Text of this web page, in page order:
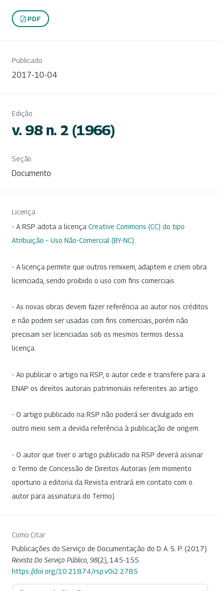
PDF
Publicado
2017-10-04
Edição
v. 98 n. 2 (1966)
Seção
Documento
Licença
- A RSP adota a licença Creative Commons (CC) do tipo
Atribuição – Uso Não-Comercial (BY-NC)
- A licença permite que outros remixem, adaptem e criem obra
licenciada, sendo proibido o uso com fins comerciais.
- As novas obras devem fazer referência ao autor nos créditos
e não podem ser usadas com fins comerciais, porém não
precisam ser licenciadas sob os mesmos termos dessa
licença.
- Ao publicar o artigo na RSP, o autor cede e transfere para a
ENAP os direitos autorais patrimoniais referentes ao artigo.
- O artigo publicado na RSP não poderá ser divulgado em
outro meio sem a devida referência à publicação de origem.
- O autor que tiver o artigo publicado na RSP deverá assinar
o Termo de Concessão de Direitos Autorais (em momento
oportuno a editoria da Revista entrará em contato com o
autor para assinatura do Termo).
Como Citar
Publicações do Serviço de Documentação do D. A. S. P. (2017).
Revista Do Serviço Público 98(2), 145-155.
https://doi.org/10.21874/rsp.v0i2.2785